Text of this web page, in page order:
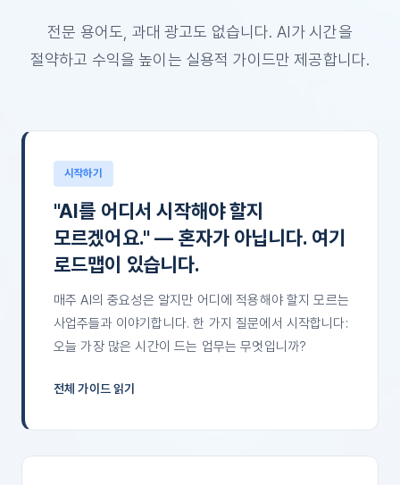
전문 용어도, 과대 광고도 없습니다. AI가 시간을
절약하고 수익을 높이는 실용적 가이드만 제공합니다.
시작하기
"AI를 어디서 시작해야 할지
모르겠어요." — 혼자가 아닙니다. 여기
로드맵이 있습니다.
매주 AI의 중요성은 알지만 어디에 적용해야 할지 모르는
사업주들과 이야기합니다. 한 가지 질문에서 시작합니다:
오늘 가장 많은 시간이 드는 업무는 무엇입니까?
전체 가이드 읽기